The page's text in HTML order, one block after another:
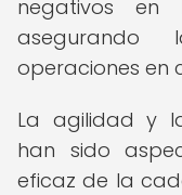
negativos en
operaciones en
La agilidad y
han sido
eficaz de la